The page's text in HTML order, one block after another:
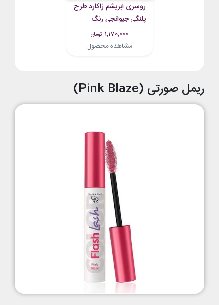
روسری ابریشم ژاکارد طرح
پلنگی جیوانجی رنگ
مشکی قرمز
1,170,000 تومان
مشاهده محصول
ریمل صورتی (Pink Blaze)